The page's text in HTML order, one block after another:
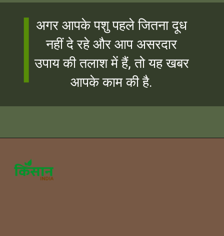
अगर आपके पशु पहले जितना दूध
नहीं दे रहे और आप असरदार
उपाय की तलाश में हैं, तो यह खबर